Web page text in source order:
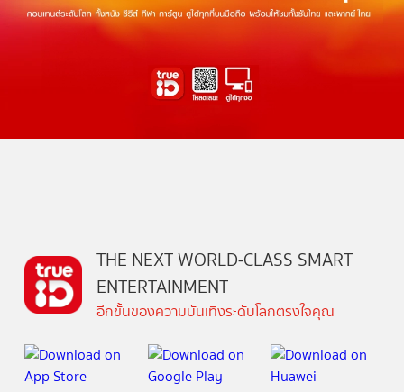
THE NEXT WORLD-CLASS SMART
ENTERTAINMENT
อีกขั้นของความบันเทิงระดับโลกตรงใจคุณ